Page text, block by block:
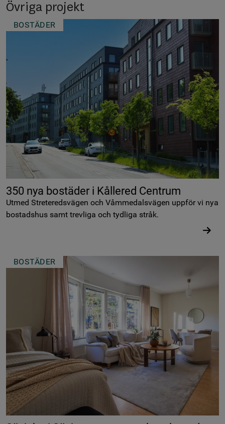
Övriga projekt
BOSTÄDER
350 nya bostäder i Kållered Centrum
Utmed Streteredsvägen och Våmmedalsvägen uppför vi nya
bostadshus samt trevliga och tydliga stråk.
BOSTÄDER